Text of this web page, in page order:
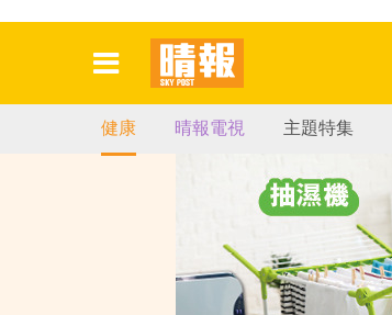
健康 晴報電視 主題特集